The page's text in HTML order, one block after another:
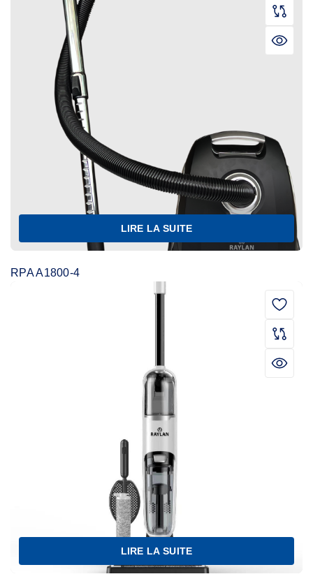
LIRE LA SUITE
RPA A1800-4
LIRE LA SUITE